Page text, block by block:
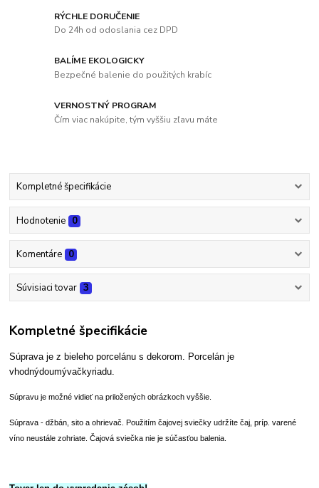
RÝCHLE DORUČENIE
Do 24h od odoslania cez DPD
BALÍME EKOLOGICKY
Bezpečné balenie do použitých krabíc
VERNOSTNÝ PROGRAM
Čím viac nakúpite, tým vyššiu zľavu máte
Kompletné špecifikácie
Hodnotenie 0
Komentáre 0
Súvisiaci tovar 3
Kompletné špecifikácie
Súprava je z bieleho porcelánu s dekorom. Porcelán je
vhodnýdoumývačkyriadu.
Súpravu je možné vidieť na priložených obrázkoch vyššie.
Súprava - džbán, sito a ohrievač. Použitím čajovej sviečky udržíte čaj, príp. varené
víno neustále zohriate. Čajová sviečka nie je súčasťou balenia.